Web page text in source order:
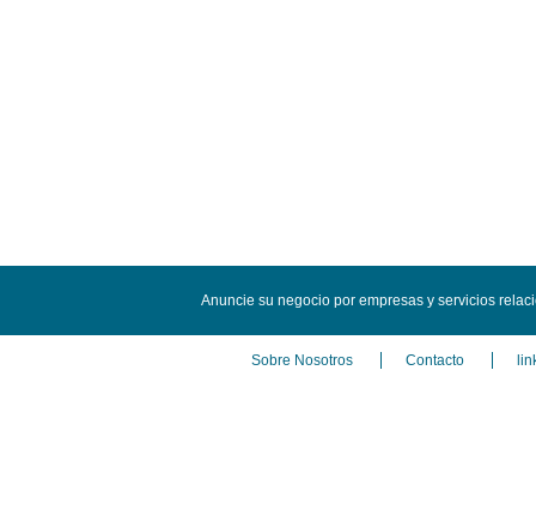
Anuncie su negocio por empresas y servicios
Sobre Nosotros Contacto